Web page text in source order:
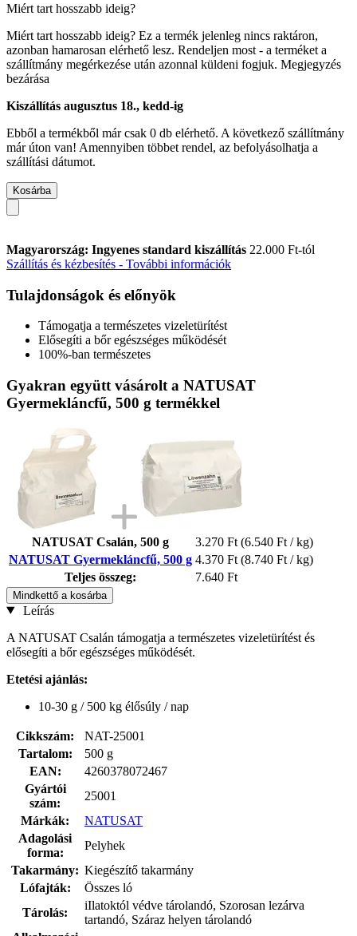
Miért tart hosszabb ideig?
Miért tart hosszabb ideig? Ez a termék jelenleg nincs raktáron,
azonban hamarosan elérhető lesz. Rendeljen most - a terméket a
szállítmány megérkezése után azonnal küldeni fogjuk. Megjegyzés
bezárása
Kiszállítás augusztus 18., kedd-ig
Ebből a termékből már csak 0 db elérhető. A következő szállítmány
már úton van! Amennyiben többet rendel, az befolyásolhatja a
szállítási dátumot.
Kosárba
Magyarország: Ingyenes standard kiszállítás 22.000 Ft-tól
Szállítás és kézbesítés - További információk
Tulajdonságok és előnyök
Támogatja a természetes vizeletürítést
Elősegíti a bőr egészséges működését
100%-ban természetes
Gyakran együtt vásárolt a NATUSAT
Gyermekláncfű, 500 g termékkel
NATUSAT Csalán, 500 g 3.270 Ft (6.540 Ft / kg)
NATUSAT Gyermekláncfű, 500 g 4.370 Ft (8.740 Ft / kg)
Teljes összeg:
7.640 Ft
Mindkettő a kosárba
Leírás
A NATUSAT Csalán támogatja a természetes vizeletürítést és
elősegíti a bőr egészséges működését.
Etetési ajánlás:
10-30 g / 500 kg élősúly / nap
Cikkszám:
NAT-25001
Tartalom:
500 g
EAN:
4260378072467
Gyártói
szám:
25001
Márkák:
NATUSAT
Adagolási
forma:
Pelyhek
Takarmány: Kiegészítő takarmány
Lófajták:
Összes ló
Tárolás:
iIlatoktól védve tárolandó, Szorosan lezárva
tartandó, Száraz helyen tárolandó